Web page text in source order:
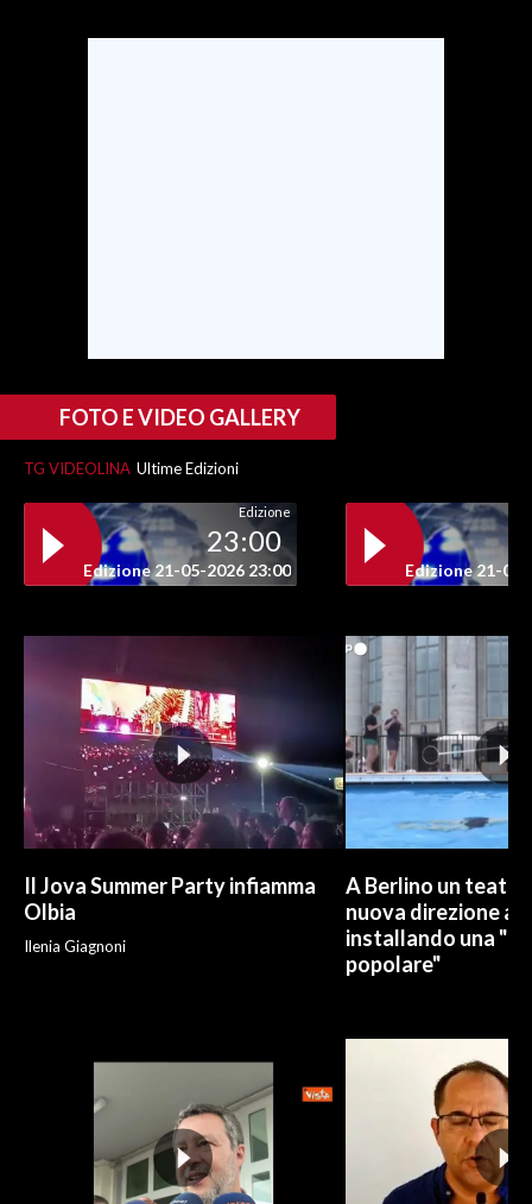
STOREFOTO E VIDEO GALLERY
TG VIDEOLINA Ultime Edizioni
Edizione
23:00
Edizione 21-05-2026 23:00 Edizione 21-05-
Il Jova Summer Party infiamma
Olbia
Ilenia Giagnoni
A Berlino un
nuova direzione
installando una
popolare"